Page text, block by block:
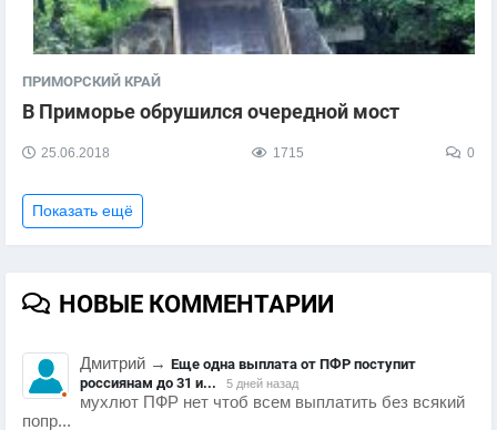
ПРИМОРСКИЙ КРАЙ
В Приморье обрушился очередной мост
25.06.2018 1715 0
Показать ещё
НОВЫЕ КОММЕНТАРИИ
Дмитрий → Еще одна выплата от ПФР поступит
россиянам до 31 и...
5 дней назад
мухлют ПФР нет чтоб всем выплатить без всякий
попр...